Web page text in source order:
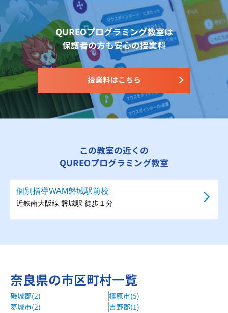
QUREOプログラミング教室は
保護者の方も安心の授業料
授業料はこちら
この教室の近くの
QUREOプログラミング教室
個別指導WAM磐城駅前校
近鉄南大阪線 磐城駅 徒歩１分
奈良県の市区町村一覧
磯城郡(2)
橿原市(5)
葛城市(2)
吉野郡(1)